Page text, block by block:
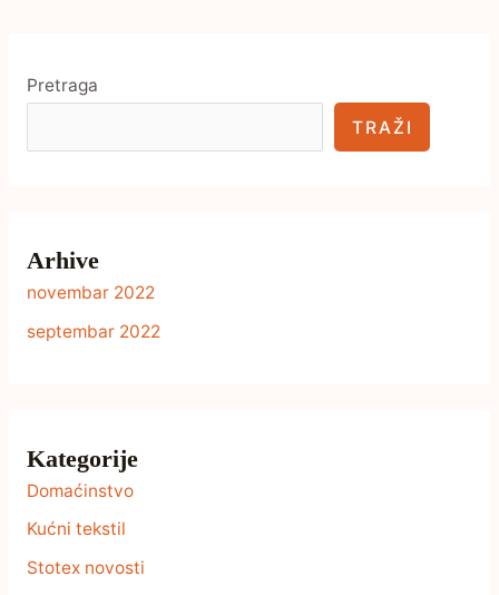
Pretraga
TRAŽI
Arhive
novembar 2022
septembar 2022
Kategorije
Domaćinstvo
Kućni tekstil
Stotex novosti